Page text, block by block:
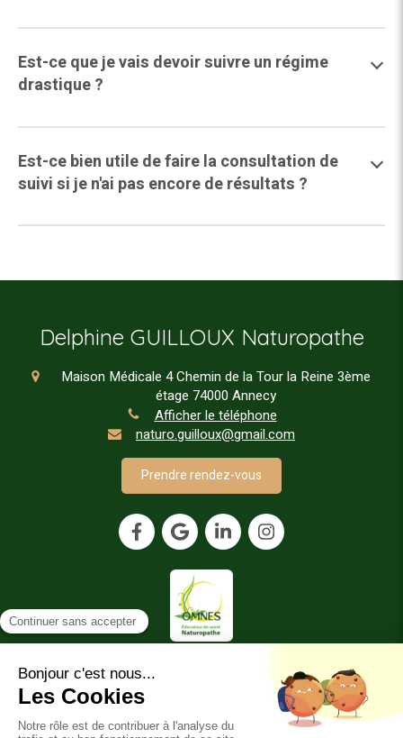
Est-ce que je vais devoir suivre un régime
drastique ?
Est-ce bien utile de faire la consultation de
suivi si je n'ai pas encore de résultats ?
Delphine GUILLOUX Naturopathe
Maison Médicale 4 Chemin de la Tour la Reine 3ème
étage 74000 Annecy
Afficher le téléphone
naturo.guilloux@gmail.com
Prendre rendez-vous